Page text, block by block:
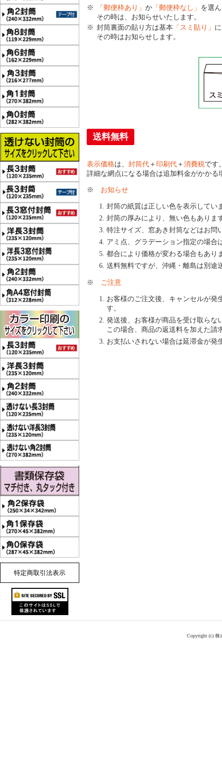
特定商取引法表示
「郵便枠あり」 か 「郵便枠なし」 を選
その時は、お知らせいたします。
封筒裏面の貼り方は基本 「スミ貼り」
その時はお知らせします。
送料無料
表示価格は、 封筒代 ＋ 印刷代 ＋ 消費税です
詳細な網点になる場合は追加料金がかかる
※ お知らせ
封筒の紙質は正しい色を表示してい
封筒の厚みにより、無い色もありま
特注サイズ、窓あき封筒などはお問
アミ点、グラデーション指定の場合
都合により価格が変わる場合もあり
送料無料ですが、沖縄・離島は別途
※ ご注意
お客様のご注文後、キャンセルが発
す。
発送後、お客様が商品を受け取らな
この場合、商品の返送料を加えた請
お支払いされない場合は延滞金が発
Copyright (c)